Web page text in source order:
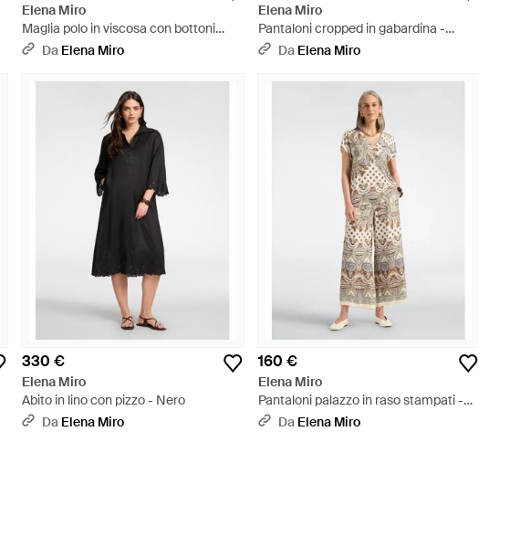
Elena Miro
Maglia polo in viscosa con bottoni
gioiello - Giallo
Da Elena Miro
Elena Miro
Pantaloni cropped in gabardina -
Bianco
Da Elena Miro
330 €
Elena Miro
Abito in lino con pizzo - Nero
Da Elena Miro
160 €
Elena Miro
Pantaloni palazzo in raso stampati -
Neutro
Da Elena Miro